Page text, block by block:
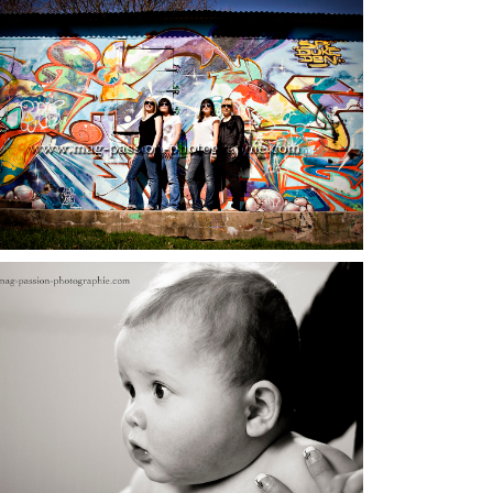
SÉANCE » ENTRE COP’S » / EXTERIEUR /
ANNIVERSAIRE DE VICTOIRE
SÉANCE BÉBÉ / STUDIO /